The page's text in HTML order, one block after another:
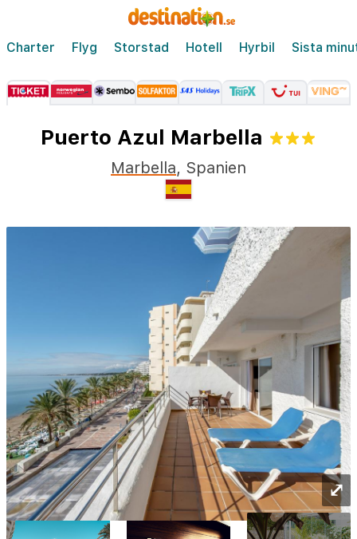
Charter Flyg Storstad Hotell Hyrbil Sista
Puerto Azul Marbella
Marbella, Spanien
⤢